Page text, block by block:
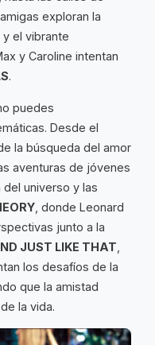
exploran la
, y el vibrante
y Caroline intentan
.
puedes
Desde el
la búsqueda del amor
aventuras de jóvenes
del universo y las
, donde Leonard
junto a la
JUST LIKE THAT
los desafíos de la
que la amistad
la vida.